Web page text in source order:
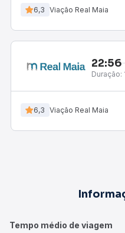
6,3 Viação Real Maia
22:56
Duração:
6,3 Viação Real Maia
Tempo médio de viagem